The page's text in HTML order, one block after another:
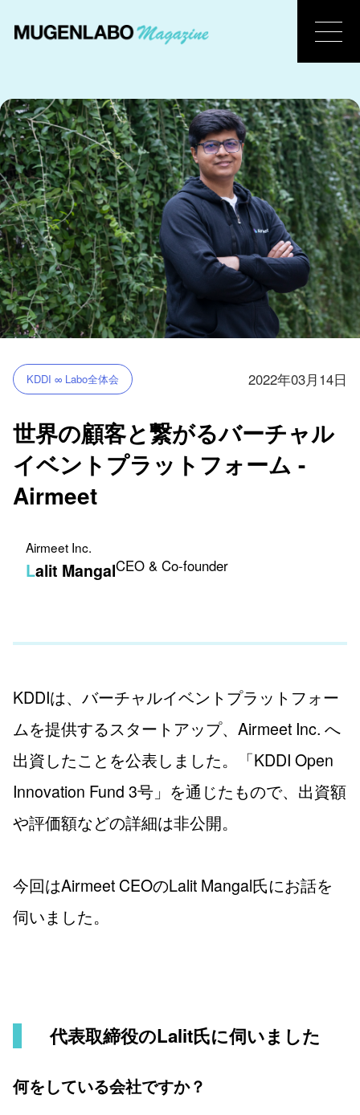
KDDI ∞ Labo全体会 2022年03月14日
世界の顧客と繋がるバーチャル
イベントプラットフォーム -
Airmeet
Airmeet Inc.
Lalit MangalCEO & Co-founder
KDDIは、バーチャルイベントプラットフォー
ムを提供するスタートアップ、Airmeet Inc. へ
出資したことを公表しました。「KDDI Open
Innovation Fund 3号」を通じたもので、出資額
や評価額などの詳細は非公開。
今回はAirmeet CEOのLalit Mangal氏にお話を
伺いました。
代表取締役のLalit氏に伺いました
何をしている会社ですか？